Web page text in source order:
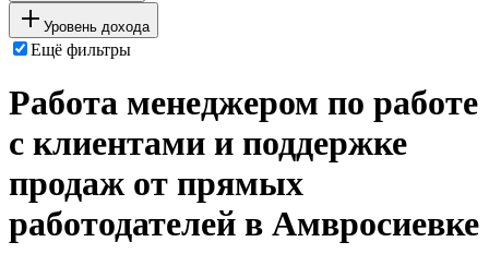
Уровень дохода
Ещё фильтры
Работа менеджером по работе
с клиентами и поддержке
продаж от прямых
работодателей в Амвросиевке